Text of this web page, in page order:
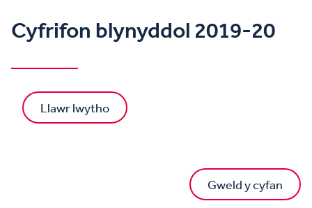
Cyfrifon blynyddol 2019-20
Llawr lwytho
Gweld y cyfan